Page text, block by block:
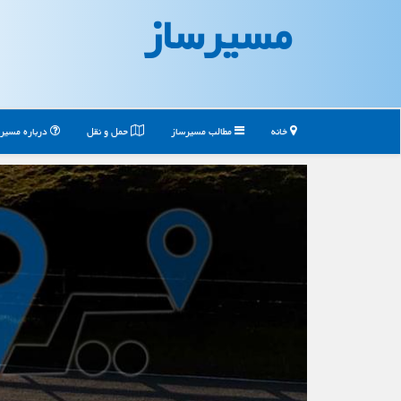
مسیرساز
خانه مطالب مسیرساز حمل و نقل درباره